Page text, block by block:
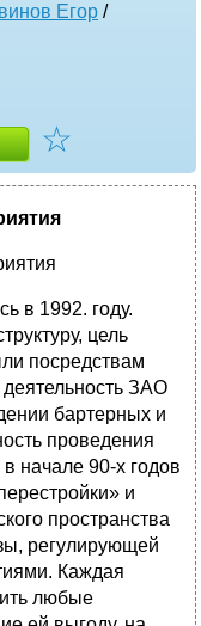
Егор /
☆
в 1992. году.
цель
посредствам
деятельность ЗАО
бартерных и
проведения
начале 90-х годов
и
пространства
регулирующей
Каждая
любые